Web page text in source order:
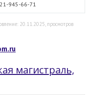
945-66-71
20.11.2025, просмотров
магистраль,